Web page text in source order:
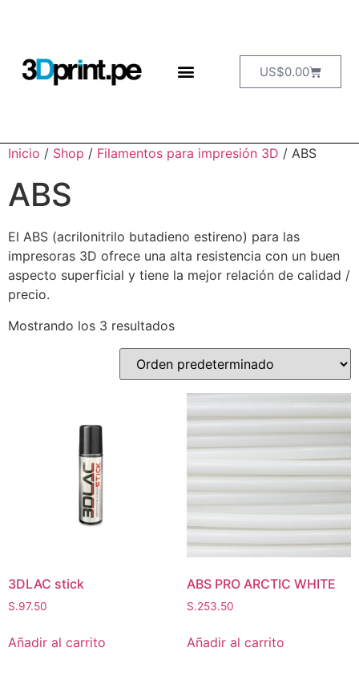
US$0.00
Inicio / Shop / Filamentos para impresión 3D / ABS
ABS
El ABS (acrilonitrilo butadieno estireno) para las
impresoras 3D ofrece una alta resistencia con un buen
aspecto superficial y tiene la mejor relación de calidad /
precio.
Mostrando los 3 resultados
3DLAC stick
S.97.50
Añadir al carrito
ABS PRO ARCTIC WHITE
S.253.50
Añadir al carrito